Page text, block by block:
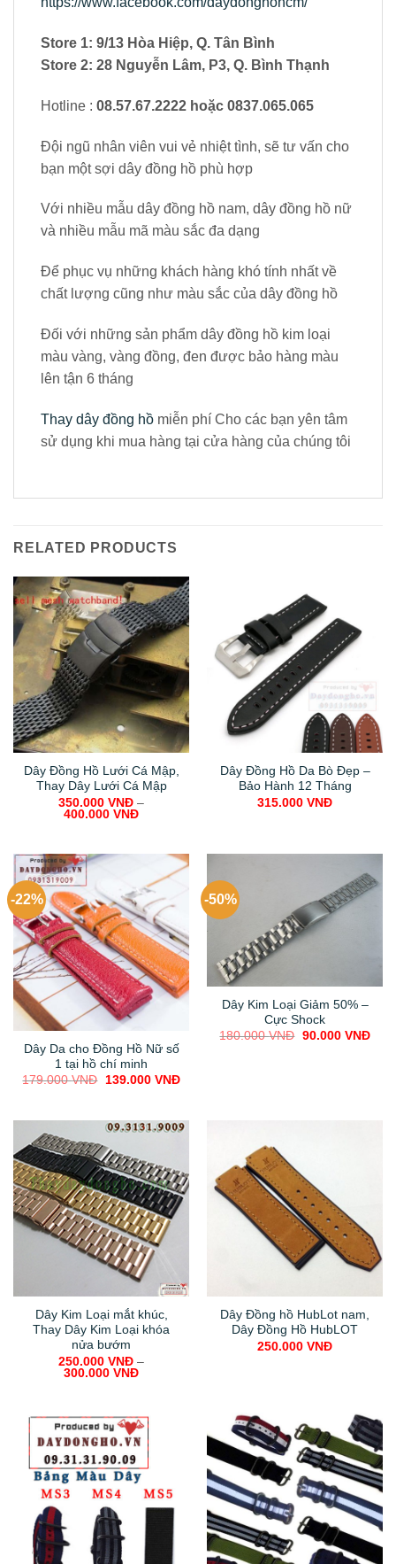
Store 1: 9/13 Hòa Hiệp, Q. Tân Bình
Store 2: 28 Nguyễn Lâm, P3, Q. Bình Thạnh
Hotline : 08.57.67.2222 hoặc 0837.065.065
Đội ngũ nhân viên vui vẻ nhiệt tình, sẽ tư vấn cho
bạn một sợi dây đồng hồ phù hợp
Với nhiều mẫu dây đồng hồ nam, dây đồng hồ nữ
và nhiều mẫu mã màu sắc đa dạng
Để phục vụ những khách hàng khó tính nhất về
chất lượng cũng như màu sắc của dây đồng hồ
Đối với những sản phẩm dây đồng hồ kim loại
màu vàng, vàng đồng, đen được bảo hàng màu
lên tận 6 tháng
Thay dây đồng hồ miễn phí Cho các bạn yên tâm
sử dụng khi mua hàng tại cửa hàng của chúng tôi
RELATED PRODUCTS
Dây Đồng Hồ Lưới Cá Mập,
Thay Dây Lưới Cá Mập
350.000 VNĐ –
400.000 VNĐ
Dây Đồng Hồ Da Bò Đẹp –
Bảo Hành 12 Tháng
315.000 VNĐ
-22%
Dây Da cho Đồng Hồ Nữ số
1 tại hồ chí minh
179.000VNĐ
Original
139.000 VNĐCurrent
-50%
Dây Kim Loại Giảm 50% –
Cực Shock
180.000VNĐ Original
90.000 VNĐ
Dây Kim Loại mắt khúc,
Thay Dây Kim Loại khóa
nửa bướm
250.000 VNĐ –
300.000 VNĐ
Dây Đồng hồ HubLot nam,
Dây Đồng Hồ HubLOT
250.000 VNĐ